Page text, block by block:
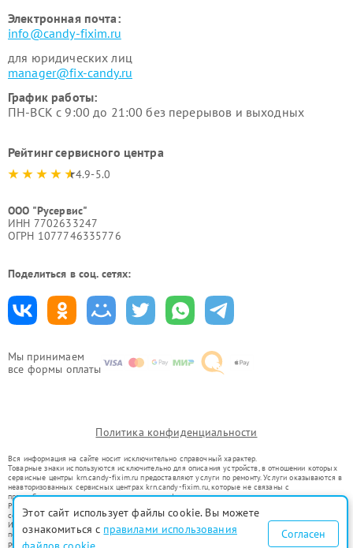
Мы принимаем
все формы оплаты
Электронная почта:
info@candy-fixim.ru
для юридических лиц
manager@fix-candy.ru
График работы:
ПН-ВСК с 9:00 до 21:00 без перерывов и выходных
Рейтинг сервисного центра
4.9-5.0
ООО "Русервис"
ИНН 7702633247
ОГРН 1077746335776
Поделиться в соц. сетях:
Политика конфиденциальности
Вся информация на сайте носит исключительно справочный характер.
Товарные знаки используются исключительно для описания устройств, в отношении которых
сервисные центры krn.candy-fixim.ru предоставляют услуги по ремонту. Услуги оказываются в
неавторизованных сервисных центрах krn.candy-fixim.ru, которые не связаны с
правообладателями товарных знаков или их официальными представителями.
Ремонт осуществляется для устройств, уже введенных в гражданский оборот в соответствии
со статьей 1487 ГК РФ.
Использование товарных знаков не преследует цели индивидуализации услуг или введения
потребителей в заблуждение, а служит для информирования о предоставляемых услугах по
ремонту техники указанных брендов.
Этот сайт использует файлы cookie. Вы можете
ознакомиться с правилами использования
Согласен